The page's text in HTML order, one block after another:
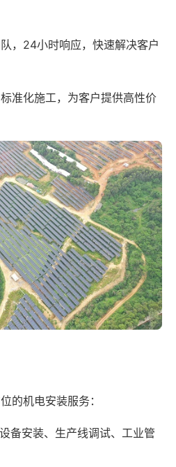
，24小时响应，快速解决客户
准化施工，为客户提供高性价
的机电安装服务：
备安装、生产线调试、工业管